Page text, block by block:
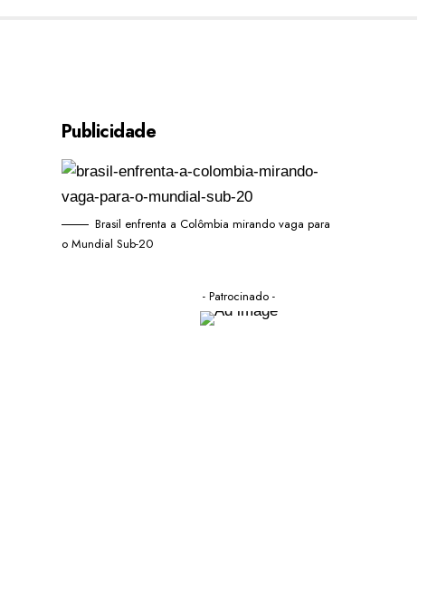
Publicidade
Brasil enfrenta a Colômbia mirando vaga para
o Mundial Sub-20
- Patrocinado -